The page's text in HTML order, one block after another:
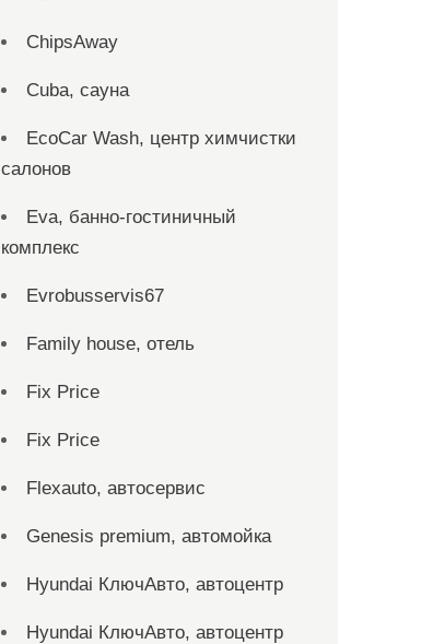
ChipsAway
Cuba, сауна
EcoCar Wash, центр химчистки
салонов
Eva, банно-гостиничный
комплекс
Evrobusservis67
Family house, отель
Fix Price
Fix Price
Flexauto, автосервис
Genesis premium, автомойка
Hyundai КлючАвто, автоцентр
Hyundai КлючАвто, автоцентр